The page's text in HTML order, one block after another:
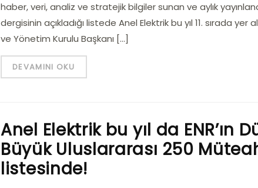
haber, veri, analiz ve stratejik bilgiler sunan ve aylık
dergisinin açıkladığı listede Anel Elektrik bu yıl 11. sırada yer
ve Yönetim Kurulu Başkanı […]
DEVAMINI OKU
Anel Elektrik bu yıl da ENR’ın
Büyük Uluslararası 250
listesinde!